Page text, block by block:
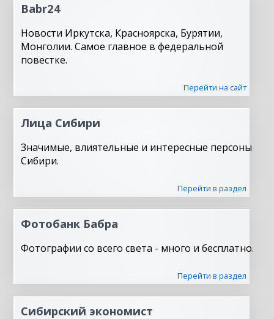
Babr24
Новости Иркутска, Красноярска, Бурятии,
Монголии. Самое главное в федеральной
повестке.
Перейти на сайт
Лица Сибири
Значимые, влиятельные и интересные персоны
Сибири.
Перейти в раздел
Фотобанк Бабра
Фотографии со всего света - много и бесплатно.
Перейти в раздел
Сибирский экономист